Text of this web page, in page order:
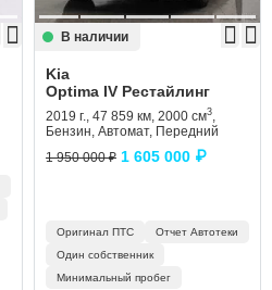
В наличии
Kia
Optima IV Рестайлинг
2019 г., 47 859 км, 2000 см3,
Бензин, Автомат, Передний
1 950 000 ₽ 1 605 000 ₽
Оригинал ПТС
Отчет Автотеки
Один собственник
Минимальный пробег